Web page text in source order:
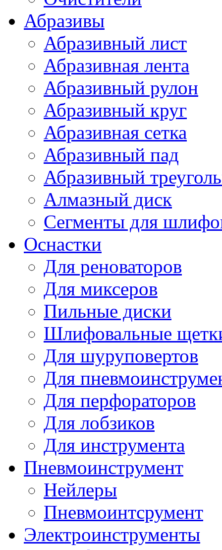
Абразивы
Абразивный лист
Абразивная лента
Абразивный рулон
Абразивный круг
Абразивная сетка
Абразивный пад
Абразивный
Алмазный диск
Сегменты для
Оснастки
Для реноваторов
Для миксеров
Пильные диски
Шлифовальные
Для шуруповертов
Для
Для перфораторов
Для лобзиков
Для инструмента
Пневмоинструмент
Нейлеры
Пневмоинтсрумент
Электроинструменты